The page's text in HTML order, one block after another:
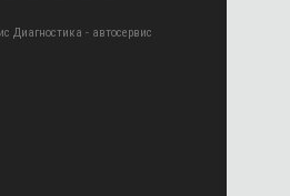
Диагностика - автосервис